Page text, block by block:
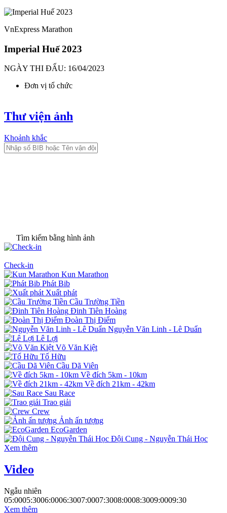
VnExpress Marathon
Imperial Huế 2023
NGÀY THI ĐẤU: 16/04/2023
Đơn vị tổ chức
Thư viện ảnh
Khoảnh khắc
Tìm kiếm bằng hình ảnh
Check-in
Kun Marathon
Phát Bib
Xuất phát
Cầu Trường Tiền
Đinh Tiên Hoàng
Đoàn Thị Điểm
Nguyễn Văn Linh - Lê Duẩn
Lê Lợi
Võ Văn Kiệt
Tố Hữu
Cầu Dã Viên
Về đích 5km - 10km
Về đích 21km - 42km
Sau Race
Trao giải
Crew
Ảnh ấn tượng
EcoGarden
Đội Cung - Nguyễn Thái Học
Xem thêm
Video
Ngẫu nhiên
05:0005:3006:0006:3007:0007:3008:0008:3009:0009:30
Xem thêm